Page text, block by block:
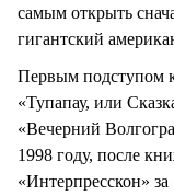
самым открыть
гигантский
Первым подступом
«Тупапау, или
«Вечерний
1998 году, после
«Интерпресскон»